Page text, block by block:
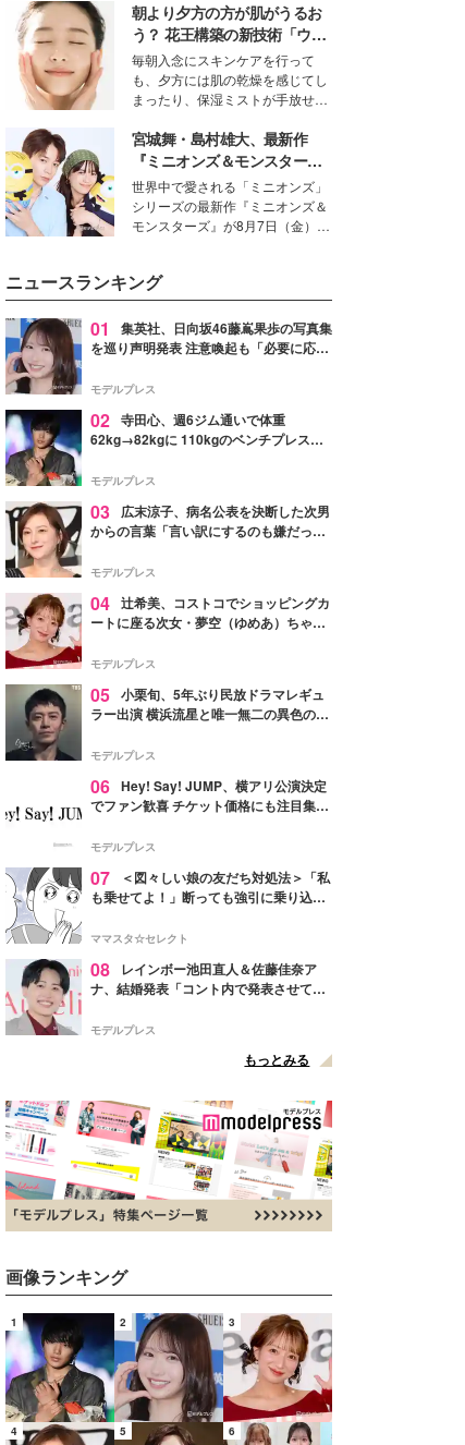
ションの完成度を高めるベースと
して、“髪そのものの美しさ”に改
めて注目する人が増えている様
子。今回は、そんな憧れの艶やか
な髪を日常で叶える、美容好きの
女性たちのヘアケア事情を紹介し
ます。
朝より夕方の方が肌がうるお
う？ 花王構築の新技術「ウォ
ーターキャプチャリングスキ
ン（捕水肌）」がスキンケア
の常識を変える予感
毎朝入念にスキンケアを行って
も、夕方には肌の乾燥を感じてし
まったり、保湿ミストが手放せな
な美容の常識を大きく変える可能
性を秘めた、革新的な「Water
Capturing Skin（ウォーターキャ
プチャリングスキン：捕水肌）」
技術を、花王が構築した。
宮城舞・島村雄大、最新作
『ミニオンズ＆モンスター
ズ』の魅力熱弁 ハチャメチャ
だけじゃない“友情と絆”に感
動
世界中で愛される「ミニオンズ」
シリーズの最新作『ミニオンズ＆
モンスターズ』が8月7日（金）に
デルの宮城舞と島村雄大の特別対
談をお届け！それぞれの視点か
ら、今作ならではの魅力や予想外
の感動をもたらす奥深いストーリ
た。
ニュースランキング
01
集英社、日向坂46藤嶌果歩の写真集
を巡り声明発表 注意喚起も「必要に応じ
モデルプレス
02 寺田心、週6ジム通いで体重
62kg→82kgに 110kgのベンチプレス持
「かっこいい」と反響
モデルプレス
03
広末涼子、病名公表を決断した次男
からの言葉「言い訳にするのも嫌だっ
モデルプレス
04 辻希美、コストコでショッピングカ
ートに座る次女・夢空（ゆめあ）ちゃん
ぎ」「成長を感じる」の声
モデルプレス
05 小栗旬、5年ぶり民放ドラマレギュ
ラー出演 横浜流星と唯一無二の異色のバ
モデルプレス
06 Hey! Say! JUMP、横アリ公演決定
でファン歓喜 チケット価格にも注目集ま
モデルプレス
07
＜図々しい娘の友だち対処法＞「私
も乗せてよ！」断っても強引に乗り込ん
ママスタ☆セレクト
08
レインボー池田直人＆佐藤佳奈ア
ナ、結婚発表「コント内で発表させてい
点変更のため
モデルプレス
もっとみる
画像ランキング
1 2 3
4 5 6